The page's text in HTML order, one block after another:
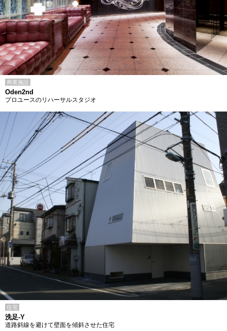
商業施設
Oden2nd
プロユースのリハーサルスタジオ
住宅
洗足-Y
道路斜線を避けて壁面を傾斜させた住宅